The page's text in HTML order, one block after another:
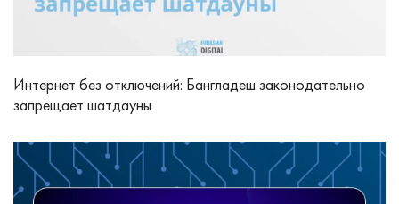
Интернет без отключений: Бангладеш законодательно
запрещает шатдауны